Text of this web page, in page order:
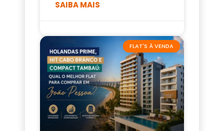
SAIBA MAIS
FLAT'S À VENDA